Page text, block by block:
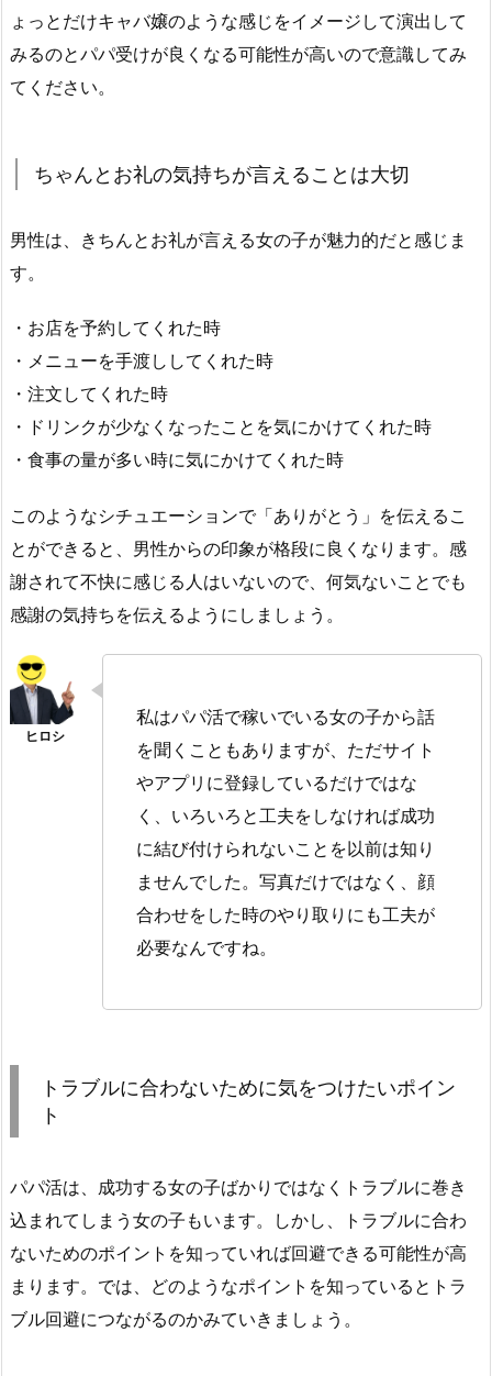
ょっとだけキャバ嬢のような感じをイメージして演出して
みるのとパパ受けが良くなる可能性が高いので意識してみ
てください。
ちゃんとお礼の気持ちが言えることは大切
男性は、きちんとお礼が言える女の子が魅力的だと感じま
す。
・お店を予約してくれた時
・メニューを手渡ししてくれた時
・注文してくれた時
・ドリンクが少なくなったことを気にかけてくれた時
・食事の量が多い時に気にかけてくれた時
このようなシチュエーションで「ありがとう」を伝えるこ
とができると、男性からの印象が格段に良くなります。感
謝されて不快に感じる人はいないので、何気ないことでも
感謝の気持ちを伝えるようにしましょう。
私はパパ活で稼いでいる女の子から話
を聞くこともありますが、ただサイト
やアプリに登録しているだけではな
く、いろいろと工夫をしなければ成功
に結び付けられないことを以前は知り
ませんでした。写真だけではなく、顔
合わせをした時のやり取りにも工夫が
必要なんですね。
トラブルに合わないために気をつけたいポイン
ト
パパ活は、成功する女の子ばかりではなくトラブルに巻き
込まれてしまう女の子もいます。しかし、トラブルに合わ
ないためのポイントを知っていれば回避できる可能性が高
まります。では、どのようなポイントを知っているとトラ
ブル回避につながるのかみていきましょう。